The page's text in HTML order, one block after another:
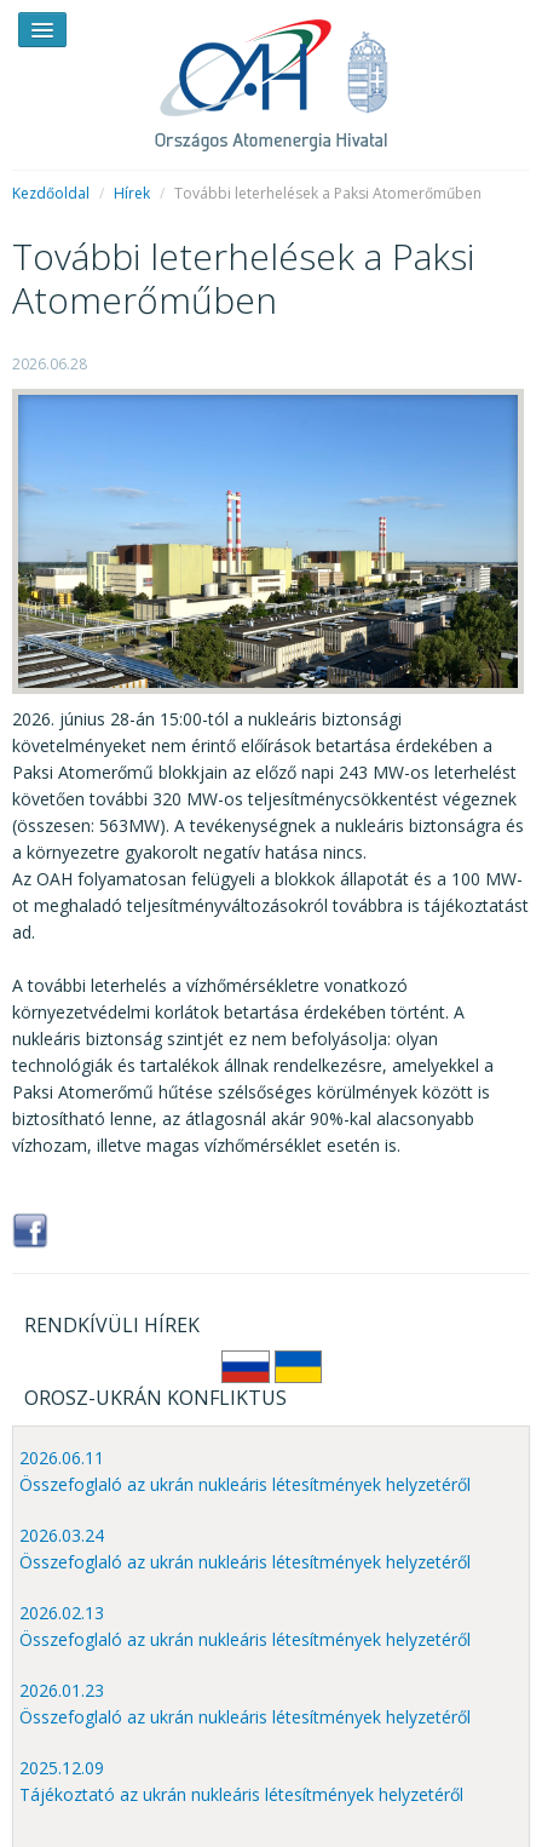
HÍREK
RENDKÍVÜLI HÍREK
HIRDETMÉNYEK
FELADATOK
KÖZÉRDEKŰ ADATOK
JOGI SZABÁLYOZÁS, ÚTMUTATÓK
KIADVÁNYOK, JELENTÉSEK
NYOMTATVÁNYOK, SZOFTVEREK
E-ÜGYINTÉZÉS
Kezdőoldal / Hírek / További leterhelések a Paksi Atomerőműben
További leterhelések a Paksi
Atomerőműben
2026.06.28
2026. június 28-án 15:00-tól a nukleáris biztonsági
követelményeket nem érintő előírások betartása érdekében a
Paksi Atomerőmű blokkjain az előző napi 243 MW-os leterhelést
követően további 320 MW-os teljesítménycsökkentést végeznek
(összesen: 563MW). A tevékenységnek a nukleáris biztonságra és
a környezetre gyakorolt negatív hatása nincs.
Az OAH folyamatosan felügyeli a blokkok állapotát és a 100 MW-
ot meghaladó teljesítményváltozásokról továbbra is tájékoztatást
ad.
A további leterhelés a vízhőmérsékletre vonatkozó
környezetvédelmi korlátok betartása érdekében történt. A
nukleáris biztonság szintjét ez nem befolyásolja: olyan
technológiák és tartalékok állnak rendelkezésre, amelyekkel a
Paksi Atomerőmű hűtése szélsőséges körülmények között is
biztosítható lenne, az átlagosnál akár 90%-kal alacsonyabb
vízhozam, illetve magas vízhőmérséklet esetén is.
RENDKÍVÜLI HÍREK
OROSZ-UKRÁN KONFLIKTUS
2026.06.11
Összefoglaló az ukrán nukleáris létesítmények helyzetéről
2026.03.24
Összefoglaló az ukrán nukleáris létesítmények helyzetéről
2026.02.13
Összefoglaló az ukrán nukleáris létesítmények helyzetéről
2026.01.23
Összefoglaló az ukrán nukleáris létesítmények helyzetéről
2025.12.09
Tájékoztató az ukrán nukleáris létesítmények helyzetéről